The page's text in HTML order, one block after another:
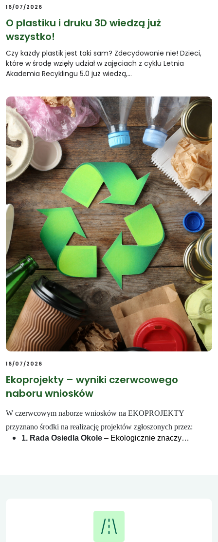
16/07/2026
O plastiku i druku 3D wiedzą już
wszystko!
Czy każdy plastik jest taki sam? Zdecydowanie nie! Dzieci,
które w środę wzięły udział w zajęciach z cyklu Letnia
Akademia Recyklingu 5.0 już wiedzą,…
16/07/2026
Ekoprojekty – wyniki czerwcowego
naboru wniosków
W czerwcowym naborze wniosków na EKOPROJEKTY
przyznano środki na realizację projektów zgłoszonych przez:
1. Rada Osiedla Okole – Ekologicznie znaczy…